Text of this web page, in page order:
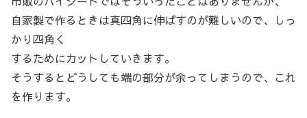
自家製で作るときは真四角に伸ばすのが難しいので、しっ
かり四角く
するためにカットしていきます。
そうするとどうしても端の部分が余ってしまうので、これ
を作ります。